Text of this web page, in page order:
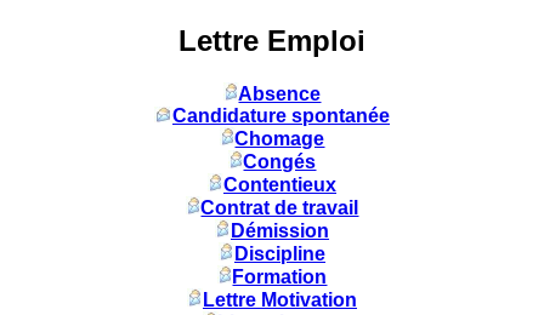
Lettre Emploi
Absence
Candidature spontanée
Chomage
Congés
Contentieux
Contrat de travail
Démission
Discipline
Formation
Lettre Motivation